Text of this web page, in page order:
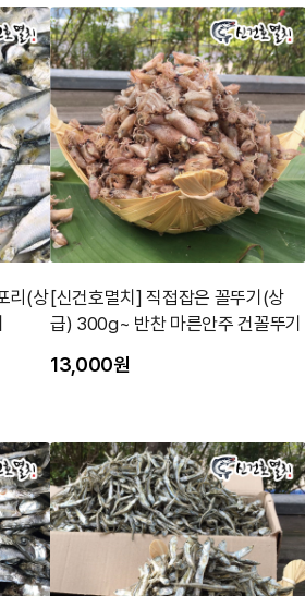
리(상 [신건호멸치] 직접잡은 꼴뚜기(상
급) 300g~ 반찬 마른안주 건꼴뚜기
13,000원